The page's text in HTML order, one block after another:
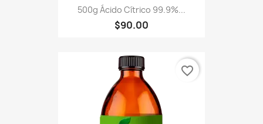
500g Ácido Cítrico 99.9%...
$90.00
favorite_border